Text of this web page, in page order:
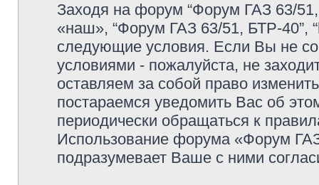
Заходя на форум “Форум ГАЗ 63/
«наш», “Форум ГАЗ 63/51, БТР-40”,
следующие условия. Если Вы не
условиями - пожалуйста, не
оставляем за собой право
постараемся уведомить Вас об
периодически обращаться к
Использование форума «Форум
подразумевает Ваше с ними